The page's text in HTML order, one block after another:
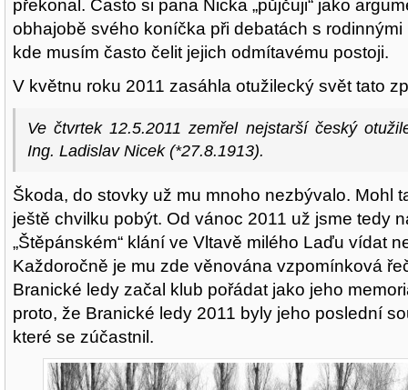
překonal. Často si pana Nicka „půjčuji“ jako
obhajobě svého koníčka při debatách s rodinnými
kde musím často čelit jejich odmítavému postoji.
V květnu roku 2011 zasáhla otužilecký svět tato
Ve čtvrtek 12.5.2011 zemřel nejstarší český
Ing. Ladislav Nicek (*27.8.1913).
Škoda, do stovky už mu mnoho nezbývalo. Mohl
ještě chvilku pobýt. Od vánoc 2011 už jsme tedy
„Štěpánském“ klání ve Vltavě milého Laďu vídat
Každoročně je mu zde věnována vzpomínková
Branické ledy začal klub pořádat jako jeho
proto, že Branické ledy 2011 byly jeho poslední
které se zúčastnil.